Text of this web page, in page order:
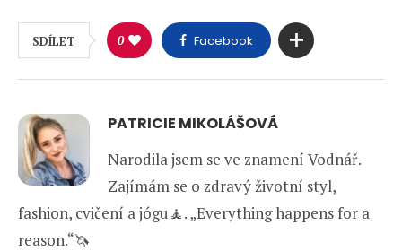
SDÍLET 0 Facebook
PATRICIE MIKOLÁŠOVÁ
Narodila jsem se ve znamení Vodnář.
Zajímám se o zdravý životní styl,
fashion, cvičení a jógu🧘. „Everything happens for a
reason.“🦄